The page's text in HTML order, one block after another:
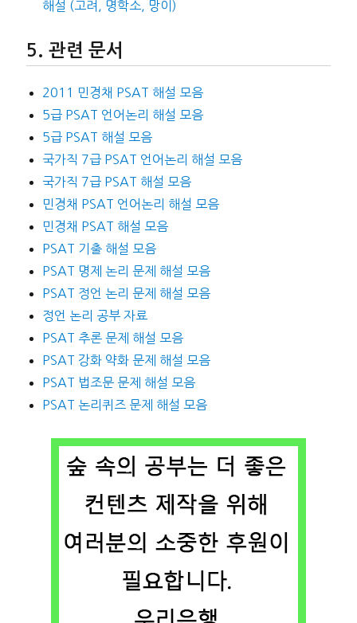
해설 (고려, 명학소, 망이)
관련 문서
2011 민경채 PSAT 해설 모음
5급 PSAT 언어논리 해설 모음
5급 PSAT 해설 모음
국가직 7급 PSAT 언어논리 해설 모음
국가직 7급 PSAT 해설 모음
민경채 PSAT 언어논리 해설 모음
민경채 PSAT 해설 모음
PSAT 기출 해설 모음
PSAT 명제 논리 문제 해설 모음
PSAT 정언 논리 문제 해설 모음
정언 논리 공부 자료
PSAT 추론 문제 해설 모음
PSAT 강화 약화 문제 해설 모음
PSAT 법조문 문제 해설 모음
PSAT 논리퀴즈 문제 해설 모음